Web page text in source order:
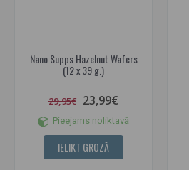
Nano Supps Hazelnut Wafers
(12 x 39 g.)
29,95€ 23,99€
Pieejams noliktavā
IELIKT GROZĀ